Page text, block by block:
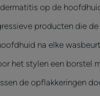
op de
producten die
na elke
het stylen een borstel
de opflakkeringen